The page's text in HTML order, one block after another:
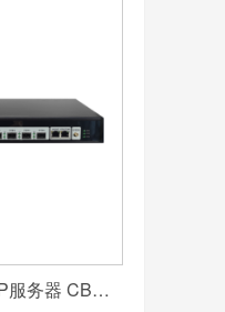
时间服务器 4网口PTP服务器 CBM-D-40